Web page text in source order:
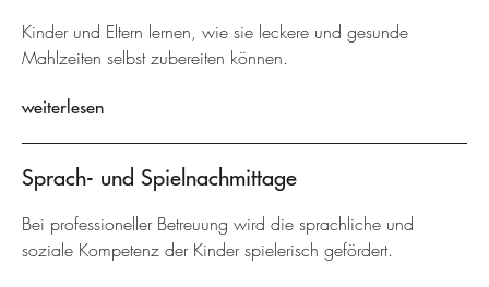
Kinder und Eltern lernen, wie sie leckere und gesunde
Mahlzeiten selbst zubereiten können.
weiterlesen
Sprach- und Spielnachmittage
Bei professioneller Betreuung wird die sprachliche und
soziale Kompetenz der Kinder spielerisch gefördert.